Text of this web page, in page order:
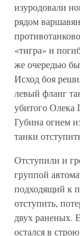
изуродовали
рядом
«тигра» и
же очередью
Исход боя
левый фланг
убитого Олека
Губина огнем
танки
Отступили и
группой
подходящий к
отступить,
двух раненых.
остался в